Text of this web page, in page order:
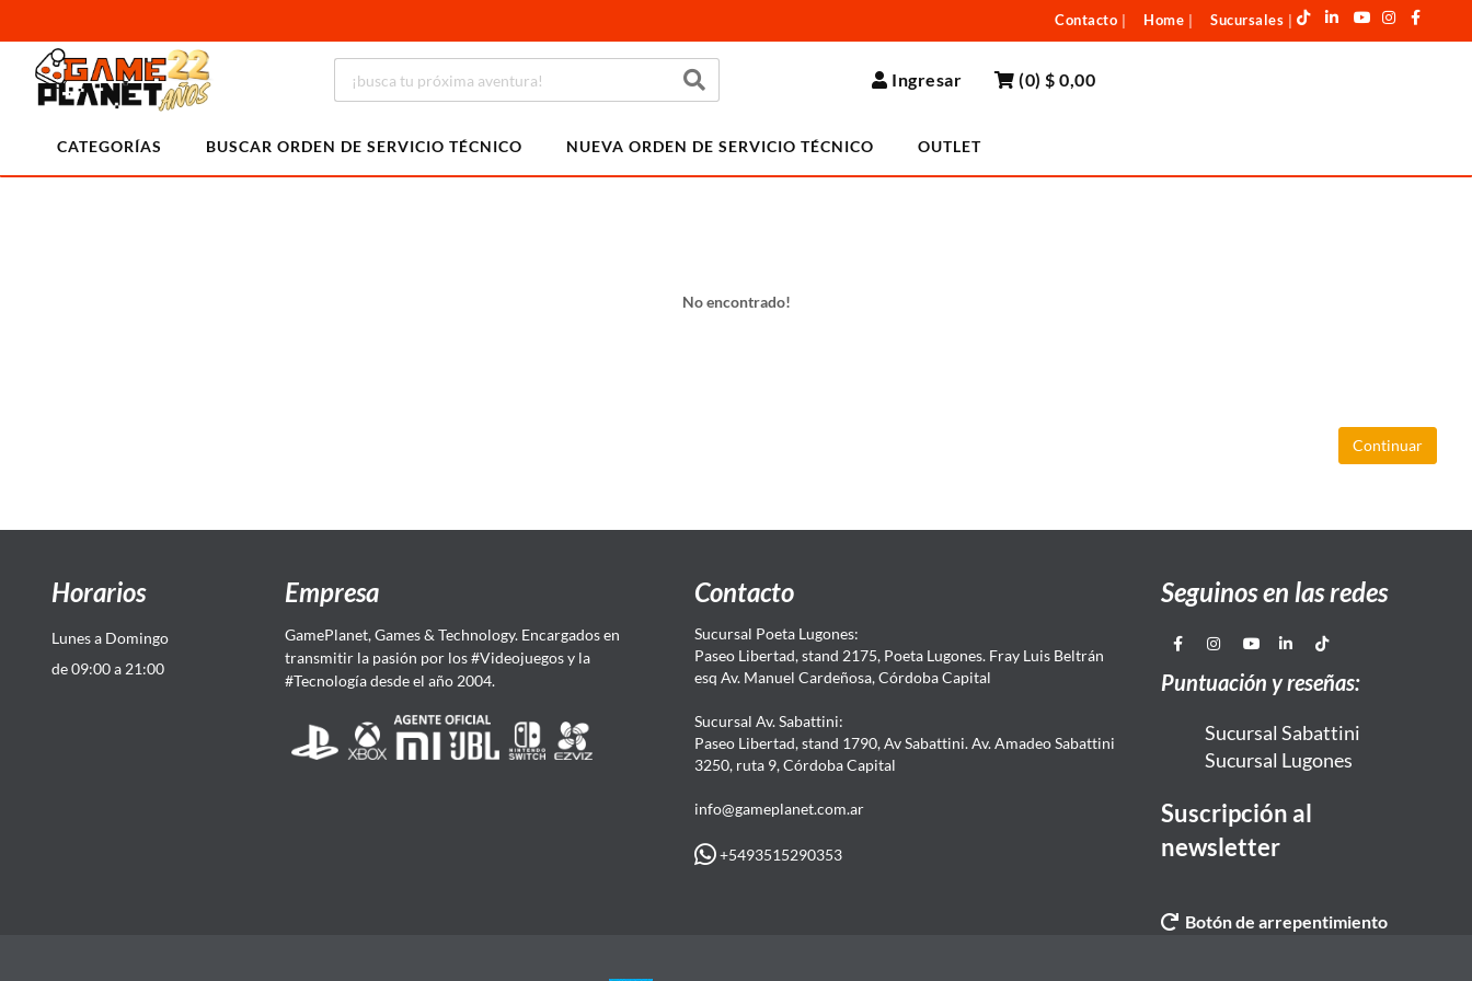
Contacto Home Sucursales
Ingresar (0)$ 0,00
CATEGORÍAS BUSCAR ORDEN DE SERVICIO TÉCNICO NUEVA ORDEN DE SERVICIO TÉCNICO OUTLET
No encontrado!
Continuar
Horarios
Lunes a Domingo
de 09:00 a 21:00
Empresa
GamePlanet, Games & Technology. Encargados en
transmitir la pasión por los #Videojuegos y la
#Tecnología desde el año 2004.
Contacto
Sucursal Poeta Lugones:
Paseo Libertad, stand 2175, Poeta Lugones. Fray Luis Beltrán
esq Av. Manuel Cardeñosa, Córdoba Capital
Sucursal Av. Sabattini:
Paseo Libertad, stand 1790, Av Sabattini. Av. Amadeo Sabattini
3250, ruta 9, Córdoba Capital
info@gameplanet.com.ar
+5493515290353
Seguinos en las redes
Puntuación y reseñas:
Sucursal Sabattini
Sucursal Lugones
Suscripción al
newsletter
Botón de arrepentimiento